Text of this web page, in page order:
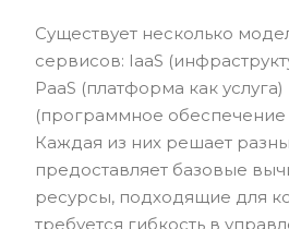
Существует несколько
сервисов: IaaS
PaaS (платформа как услуга)
(программное обеспечение
Каждая из них решает
предоставляет базовые
ресурсы, подходящие для
требуется гибкость в